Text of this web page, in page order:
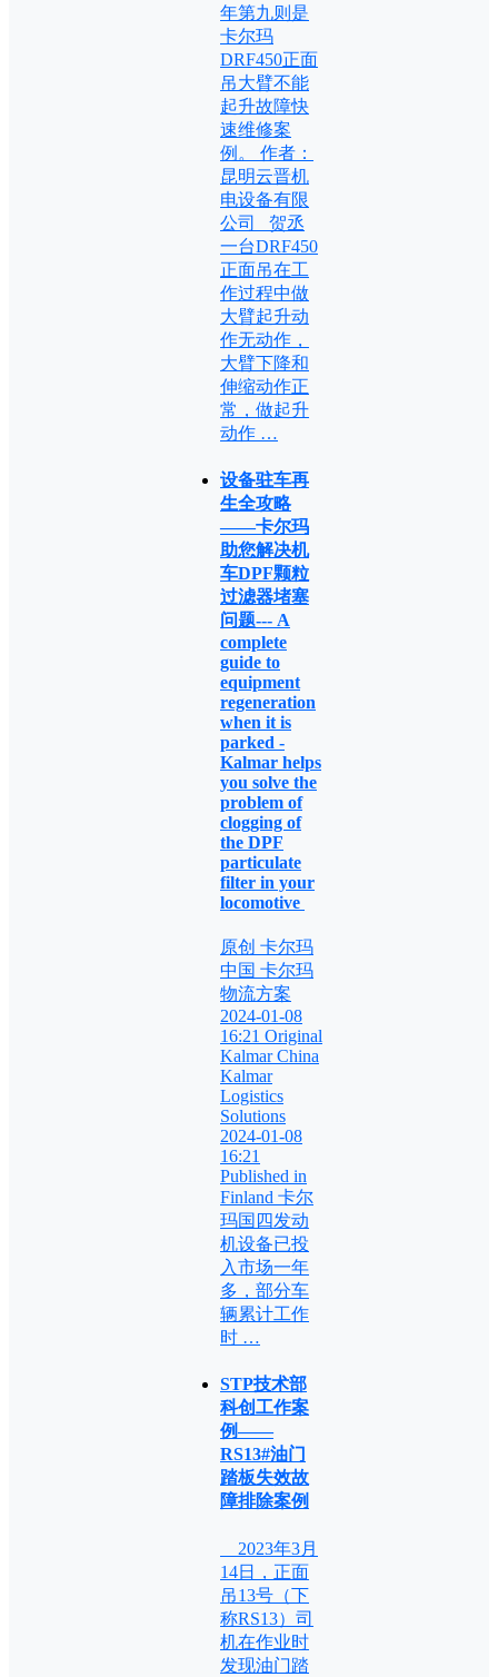
年第九则是
卡尔玛
DRF450正面
吊大臂不能
起升故障快
速维修案
例。 作者：
昆明云晋机
电设备有限
公司 贺丞
一台DRF450
正面吊在工
作过程中做
大臂起升动
作无动作，
大臂下降和
伸缩动作正
常，做起升
动作 …
设备驻车再
生全攻略
——卡尔玛
助您解决机
车DPF颗粒
过滤器堵塞
问题--- A
complete
guide to
equipment
regeneration
when it is
parked -
Kalmar helps
you solve the
problem of
clogging of
the DPF
particulate
filter in your
locomotive
原创 卡尔玛
中国 卡尔玛
物流方案
2024-01-08
16:21 Original
Kalmar China
Kalmar
Logistics
Solutions
2024-01-08
16:21
Published in
Finland 卡尔
玛国四发动
机设备已投
入市场一年
多，部分车
辆累计工作
时 …
STP技术部
科创工作案
例——
RS13#油门
踏板失效故
障排除案例
2023年3月
14日，正面
吊13号（下
称RS13）司
机在作业时
发现油门踏